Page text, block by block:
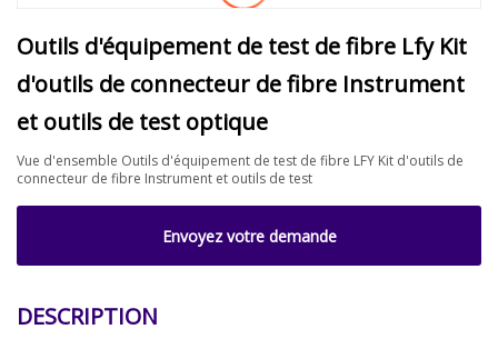
Outils d'équipement de test de fibre Lfy Kit
d'outils de connecteur de fibre Instrument
et outils de test optique
Vue d'ensemble Outils d'équipement de test de fibre LFY Kit d'outils de
connecteur de fibre Instrument et outils de test
Envoyez votre demande
DESCRIPTION